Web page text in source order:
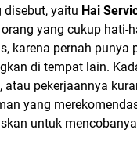
disebut, yaitu Hai
yang cukup hati-
karena pernah punya
di tempat lain.
pekerjaannya
yang
untuk